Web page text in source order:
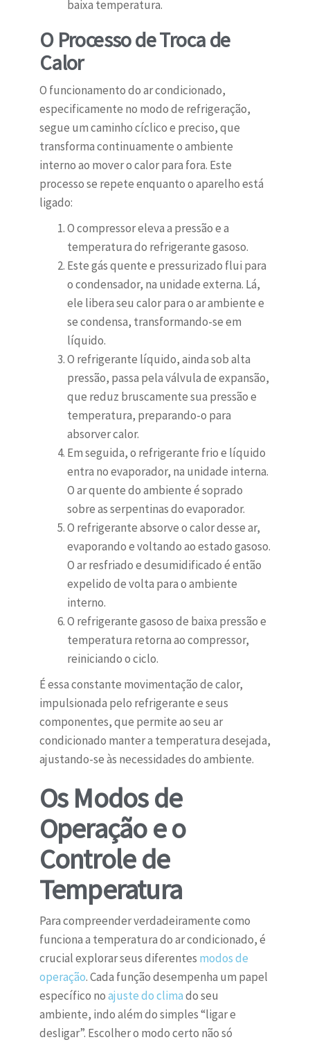
baixa temperatura.
O Processo de Troca de
Calor
O funcionamento do ar condicionado,
especificamente no modo de refrigeração,
segue um caminho cíclico e preciso, que
transforma continuamente o ambiente
interno ao mover o calor para fora. Este
processo se repete enquanto o aparelho está
ligado:
O compressor eleva a pressão e a
temperatura do refrigerante gasoso.
Este gás quente e pressurizado flui para
o condensador, na unidade externa. Lá,
ele libera seu calor para o ar ambiente e
se condensa, transformando-se em
líquido.
O refrigerante líquido, ainda sob alta
pressão, passa pela válvula de expansão,
que reduz bruscamente sua pressão e
temperatura, preparando-o para
absorver calor.
Em seguida, o refrigerante frio e líquido
entra no evaporador, na unidade interna.
O ar quente do ambiente é soprado
sobre as serpentinas do evaporador.
O refrigerante absorve o calor desse ar,
evaporando e voltando ao estado gasoso.
O ar resfriado e desumidificado é então
expelido de volta para o ambiente
interno.
O refrigerante gasoso de baixa pressão e
temperatura retorna ao compressor,
reiniciando o ciclo.
É essa constante movimentação de calor,
impulsionada pelo refrigerante e seus
componentes, que permite ao seu ar
condicionado manter a temperatura desejada,
ajustando-se às necessidades do ambiente.
Os Modos de
Operação e o
Controle de
Temperatura
Para compreender verdadeiramente como
funciona a temperatura do ar condicionado, é
crucial explorar seus diferentes modos de
operação. Cada função desempenha um papel
específico noajuste do climado seu
ambiente, indo além do simples “ligar e
desligar”. Escolher o modo certo não só